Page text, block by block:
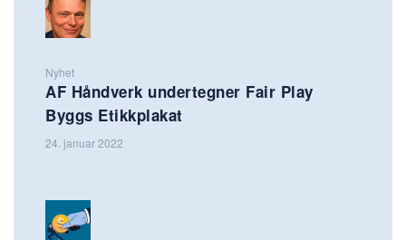
Nyhet
AF Håndverk undertegner Fair Play
Byggs Etikkplakat
24. januar 2022